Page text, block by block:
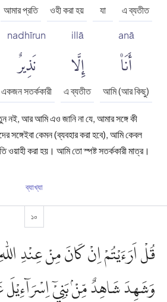
এ ব্যতীত
যা
ওহী করা হয়
আমার প্রতি
anā
أَنَا۠
আমি (আর কিছু)
illā
إِلَّا
এ ব্যতীত
nadhīrun
نَذِيرٌ
একজন সতর্ককারী
নই, আর আমি এও জানি না যে, আমার সঙ্গে কী
সঙ্গেইবা কেমন (ব্যবহার করা হবে), আমি কেবল
ওয়াহী করা হয়। আমি তো স্পষ্ট সতর্ককারী মাত্র।
ব্যাখ্যা
১০
قُلْ اَرَءَيْتُمْ اِنْ كَانَ مِنْ عِنْدِ
وَشَهِدَ شَاهِدٌ مِّنْۢ بَنِيْٓ اِسْرَاۤءِيْلَ